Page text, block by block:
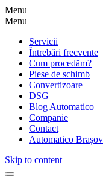
Menu
Menu
Servicii
Întrebări frecvente
Cum procedăm?
Piese de schimb
Convertizoare
DSG
Blog Automatico
Companie
Contact
Automatico Brașov
Skip to content